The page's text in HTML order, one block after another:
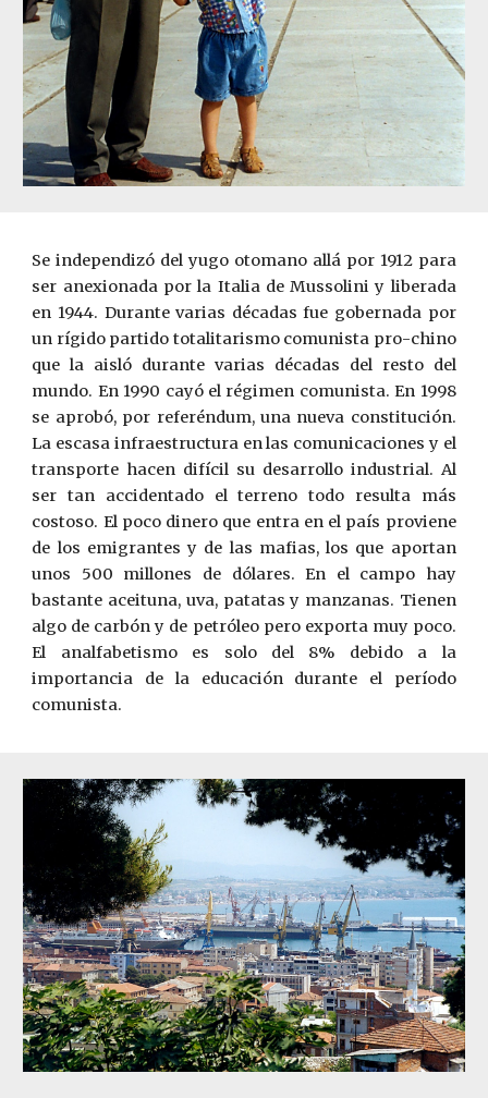
Se independizó del yugo otomano allá por 1912 para
ser anexionada por la Italia de Mussolini y liberada
en 1944. Durante varias décadas fue gobernada por
un rígido partido totalitarismo comunista pro-chino
que la aisló durante varias décadas del resto del
mundo. En 1990 cayó el régimen comunista. En 1998
se aprobó, por referéndum, una nueva constitución.
La escasa infraestructura en las comunicaciones y el
transporte hacen difícil su desarrollo industrial. Al
ser tan accidentado el terreno todo resulta más
costoso. El poco dinero que entra en el país proviene
de los emigrantes y de las mafias, los que aportan
unos 500 millones de dólares. En el campo hay
bastante aceituna, uva, patatas y manzanas. Tienen
algo de carbón y de petróleo pero exporta muy poco.
El analfabetismo es solo del 8% debido a la
importancia de la educación durante el período
comunista.